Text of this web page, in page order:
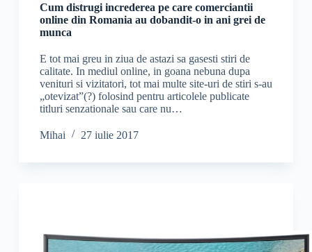
Cum distrugi increderea pe care comerciantii
online din Romania au dobandit-o in ani grei de
munca
E tot mai greu in ziua de astazi sa gasesti stiri de
calitate. In mediul online, in goana nebuna dupa
venituri si vizitatori, tot mai multe site-uri de stiri s-au
„otevizat”(?) folosind pentru articolele publicate
titluri senzationale sau care nu…
Mihai 27 iulie 2017